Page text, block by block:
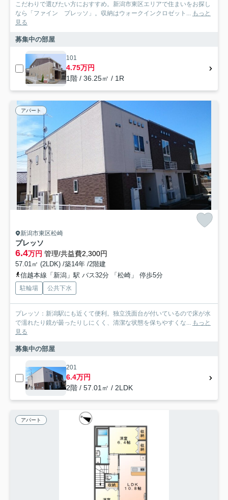
こだわりで選びたい方におすすめ。新潟市東区エリアで住まいをお探し
なら「ファイン プレッソ」。収納はウォークインクロゼット... もっと
見る
募集中の部屋
101
4.75万円
1階 / 36.25㎡ / 1R
アパート
新潟市東区松崎
プレッソ
6.4万円 管理/共益費2,300円
57.01㎡ (2LDK) /築14年 /2階建
信越本線「新潟」駅 バス32分 「松崎」 停歩5分
駐輪場 公共下水
プレッソ：新潟駅にも近くて便利。独立洗面台が付いているので床が水
で濡れたり鏡が曇ったりしにくく、清潔な状態を保ちやすくな... もっと
見る
募集中の部屋
201
6.4万円
2階 / 57.01㎡ / 2LDK
アパート